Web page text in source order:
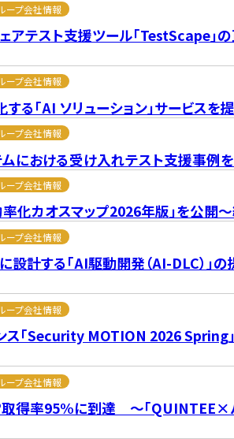
ープ会社情報
アテスト支援ツール「TestScape
ープ会社情報
る「AI ソリューション」サービ
ープ会社情報
における受け入れテスト支援事
ープ会社情報
率化カオスマップ2026年版」を公
ープ会社情報
設計する「AI駆動開発（AI-DLC）
ープ会社情報
ス「Security MOTION 2026
ープ会社情報
取得率95%に到達 ～「